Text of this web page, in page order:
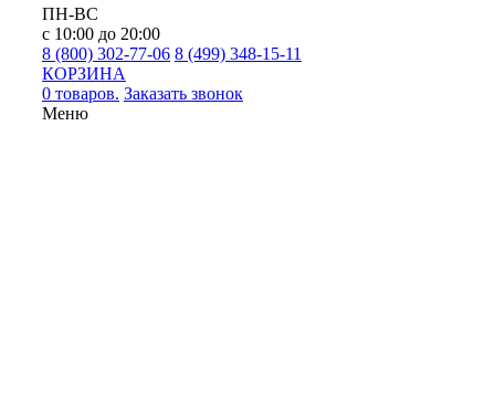
ПН-ВС
с 10:00 до 20:00
8 (800) 302-77-06 8 (499) 348-15-11
КОРЗИНА
0 товаров. Заказать звонок
Меню